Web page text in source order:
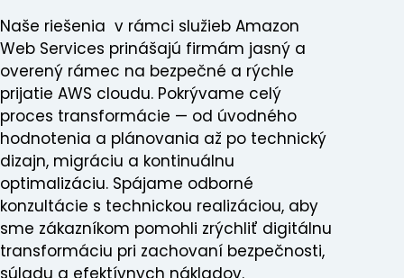
Naše riešenia v rámci služieb Amazon
Web Services prinášajú firmám jasný a
overený rámec na bezpečné a rýchle
prijatie AWS cloudu. Pokrývame celý
proces transformácie — od úvodného
hodnotenia a plánovania až po technický
dizajn, migráciu a kontinuálnu
optimalizáciu. Spájame odborné
konzultácie s technickou realizáciou, aby
sme zákazníkom pomohli zrýchliť digitálnu
transformáciu pri zachovaní bezpečnosti,
súladu a efektívnych nákladov.
Previous